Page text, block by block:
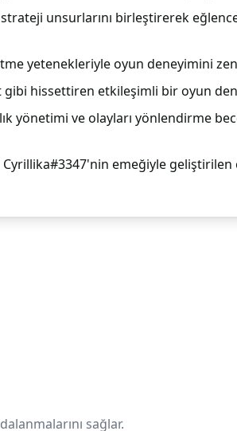
unsurlarını birleştirerek
yetenekleriyle oyun deneyimini
gibi hissettiren etkileşimli bir oyun
yönetimi ve olayları yönlendirme
emeğiyle geliştirilen
sağlar.